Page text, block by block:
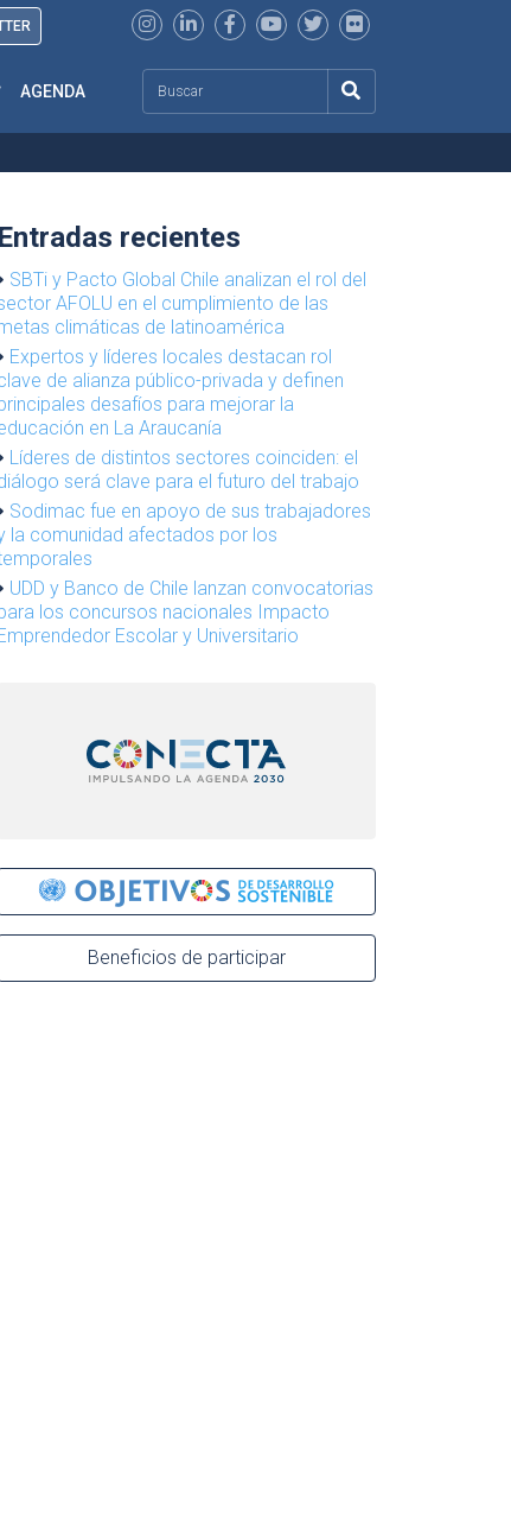
AGENDA
Entradas recientes
SBTi y Pacto Global Chile analizan el rol del
AFOLU en el cumplimiento de las
climáticas de latinoamérica
Expertos y líderes locales destacan rol
de alianza público-privada y definen
desafíos para mejorar la
en La Araucanía
Líderes de distintos sectores coinciden: el
será clave para el futuro del trabajo
Sodimac fue en apoyo de sus trabajadores
la comunidad afectados por los
UDD y Banco de Chile lanzan convocatorias
los concursos nacionales Impacto
Escolar y Universitario
Beneficios de participar